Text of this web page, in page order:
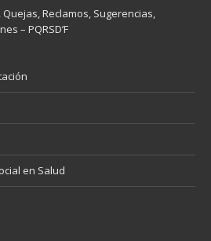
Reclamos, Sugerencias,
– PQRSD’F
en Salud